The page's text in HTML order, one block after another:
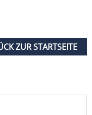
ZUR STARTSEITE